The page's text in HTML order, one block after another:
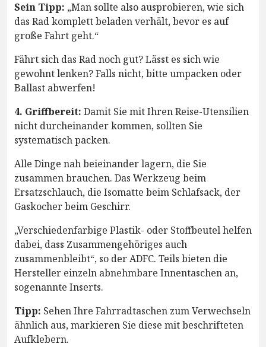
Sein Tipp: „Man sollte also ausprobieren, wie sich
das Rad komplett beladen verhält, bevor es auf
große Fahrt geht.“
Fährt sich das Rad noch gut? Lässt es sich wie
gewohnt lenken? Falls nicht, bitte umpacken oder
Ballast abwerfen!
4. Griffbereit: Damit Sie mit Ihren Reise-Utensilien
nicht durcheinander kommen, sollten Sie
systematisch packen.
Alle Dinge nah beieinander lagern, die Sie
zusammen brauchen. Das Werkzeug beim
Ersatzschlauch, die Isomatte beim Schlafsack, der
Gaskocher beim Geschirr.
„Verschiedenfarbige Plastik- oder Stoffbeutel helfen
dabei, dass Zusammengehöriges auch
zusammenbleibt“, so der ADFC. Teils bieten die
Hersteller einzeln abnehmbare Innentaschen an,
sogenannte Inserts.
Tipp: Sehen Ihre Fahrradtaschen zum Verwechseln
ähnlich aus, markieren Sie diese mit beschrifteten
Aufklebern.